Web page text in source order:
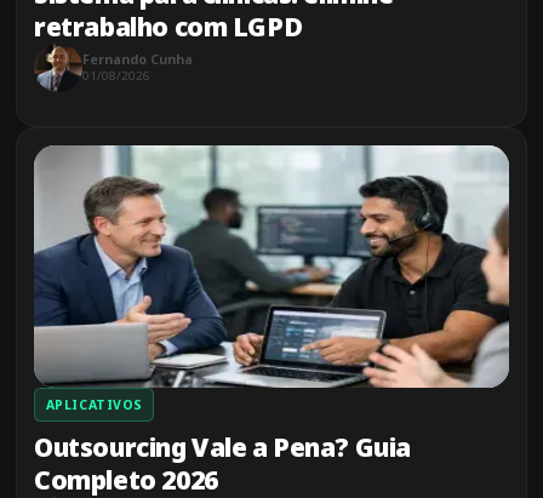
retrabalho com LGPD
Fernando Cunha
01/08/2026
APLICATIVOS
Outsourcing Vale a Pena? Guia
Completo 2026